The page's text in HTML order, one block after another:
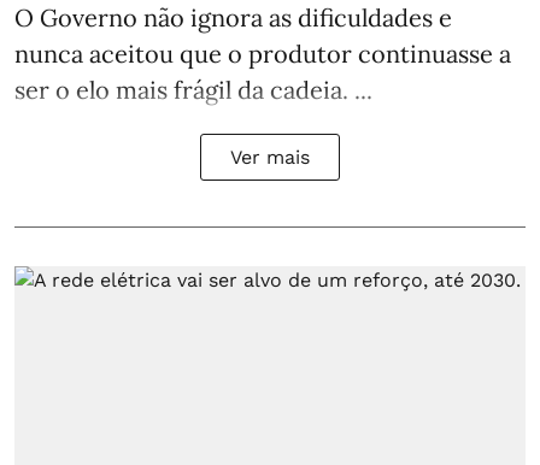
O Governo não ignora as dificuldades e
nunca aceitou que o produtor continuasse a
ser o elo mais frágil da cadeia. ...
Ver mais